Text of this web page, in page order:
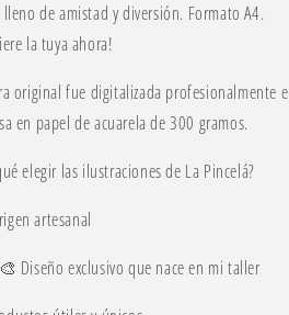
lleno de amistad y diversión. Formato A4.
la tuya ahora!
original fue digitalizada profesionalmente e
en papel de acuarela de 300 gramos.
elegir las ilustraciones de La Pincelá?
artesanal
Diseño exclusivo que nace en mi taller